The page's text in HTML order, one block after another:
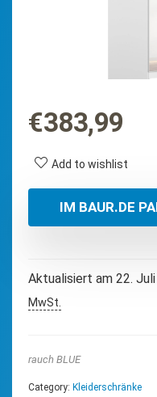
€383,99
Add to wishlist
IM BAUR.DE
Aktualisiert am 22.
MwSt.
rauch BLUE
Category: Kleiderschränke